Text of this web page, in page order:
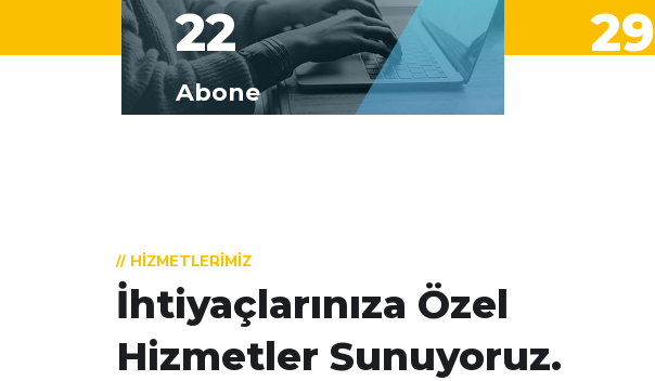
22
Abone
29
// HIZMETLERIMIZ
İhtiyaçlarınıza Özel
Hizmetler Sunuyoruz.